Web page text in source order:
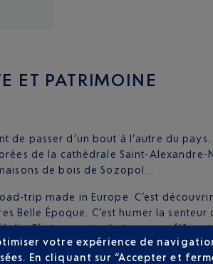
ET PATRIMOINE
passer d’un bout à l’autre du
de la cathédrale Saint-
de bois de Sozopol…
trip made in Europe. C’est
Belle Époque. C’est humer la
C’est remonter le temps en
Sunny Beach. Visiter la Bulgarie,
votre expérience de
En cliquant sur “Accepter et